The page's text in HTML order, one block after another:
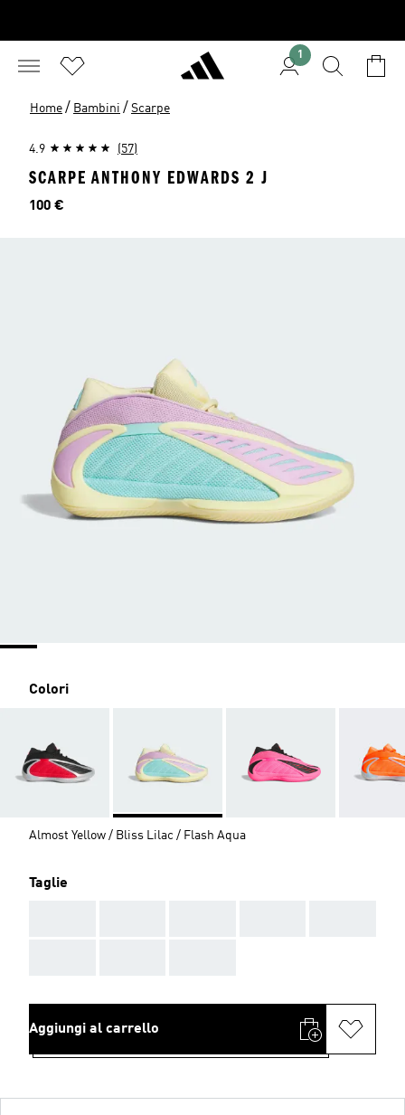
1
Home / Bambini / Scarpe
4.9 (57)
SCARPE ANTHONY EDWARDS 2 J
Prezzo
100 €
Colori
Almost Yellow / Bliss Lilac / Flash Aqua
Taglie
Aggiungi al carrello